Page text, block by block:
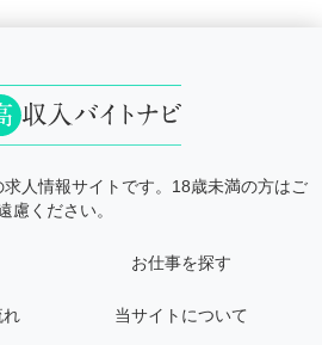
人情報サイトです。18歳未満の方はご
慮ください。
お仕事を探す
れ 当サイトについて